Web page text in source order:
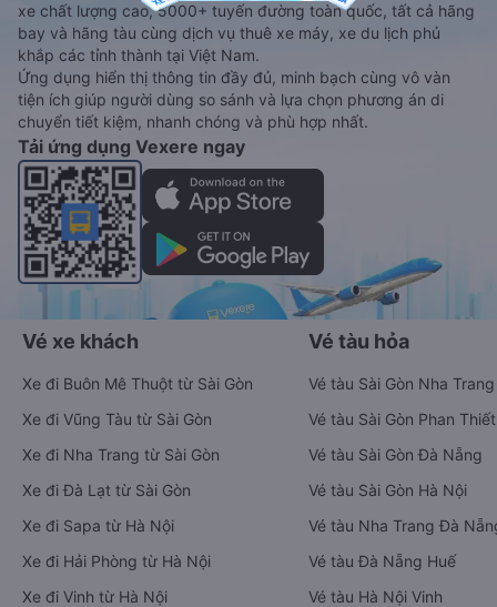
xe chất lượng cao, 5000+ tuyến đường toàn quốc, tất cả hãng
bay và hãng tàu cùng dịch vụ thuê xe máy, xe du lịch phủ
khắp các tỉnh thành tại Việt Nam.
Ứng dụng hiển thị thông tin đầy đủ, minh bạch cùng vô vàn
tiện ích giúp người dùng so sánh và lựa chọn phương án di
chuyển tiết kiệm, nhanh chóng và phù hợp nhất.
Tải ứng dụng Vexere ngay
Vé xe khách
Xe đi Buôn Mê Thuột từ Sài Gòn
Xe đi Vũng Tàu từ Sài Gòn
Xe đi Nha Trang từ Sài Gòn
Xe đi Đà Lạt từ Sài Gòn
Xe đi Sapa từ Hà Nội
Xe đi Hải Phòng từ Hà Nội
Xe đi Vinh từ Hà Nội
Vé tàu hỏa
Vé tàu Sài Gòn Nha Trang
Vé tàu Sài Gòn Phan Thiết
Vé tàu Sài Gòn Đà Nẵng
Vé tàu Sài Gòn Hà Nội
Vé tàu Nha Trang Đà
Vé tàu Đà Nẵng Huế
Vé tàu Hà Nội Vinh